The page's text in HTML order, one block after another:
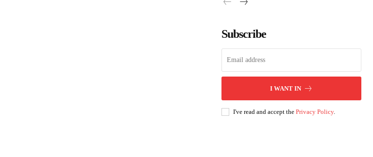
Subscribe
I WANT IN
I've read and accept the Privacy Policy.